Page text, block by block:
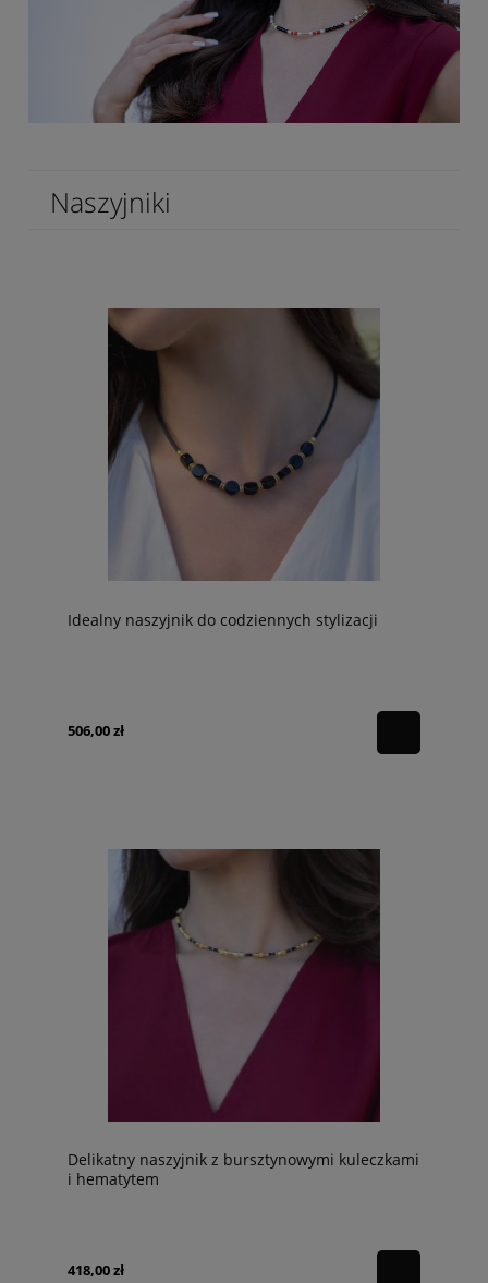
Naszyjniki
Idealny naszyjnik do codziennych stylizacji
506,00 zł
Delikatny naszyjnik z bursztynowymi kuleczkami
i hematytem
418,00 zł